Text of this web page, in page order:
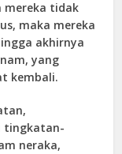
mereka tidak
maka mereka
akhirnya
yang
kembali.
tingkatan-
neraka,